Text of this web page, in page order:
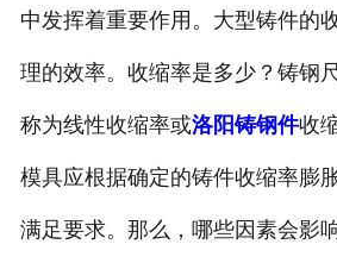
中发挥着重要作用。大型铸件的
理的效率。收缩率是多少？铸钢
称为线性收缩率或洛阳铸钢件收
模具应根据确定的铸件收缩率膨
满足要求。那么，哪些因素会影